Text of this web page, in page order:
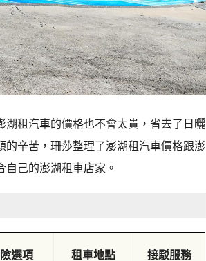
租汽車的價格也不會太貴，省去了日曬
辛苦，珊莎整理了澎湖租汽車價格跟澎
己的澎湖租車店家。
選項 租車地點 接駁服務